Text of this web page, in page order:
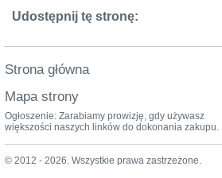
Udostępnij tę stronę:
Strona główna
Mapa strony
Ogłoszenie: Zarabiamy prowizję, gdy używasz
większości naszych linków do dokonania zakupu.
© 2012 - 2026. Wszystkie prawa zastrzeżone.